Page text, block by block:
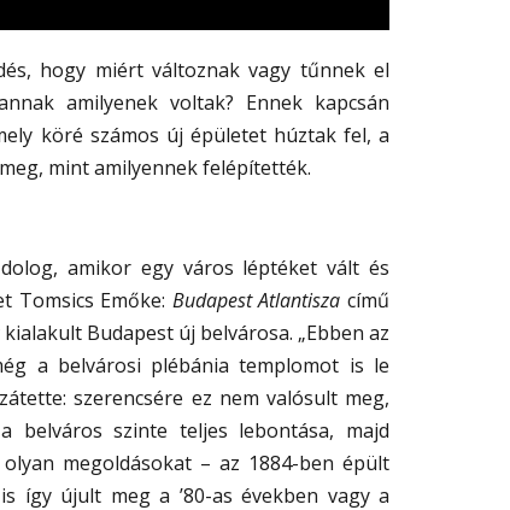
hogy miért változnak vagy tűnnek el
amilyenek voltak? Ennek kapcsán
köré számos új épületet húztak fel, a
mint amilyennek felépítették.
amikor egy város léptéket vált és
Tomsics Emőke: Budapest Atlantisza című
Budapest új belvárosa. „Ebben az
a belvárosi plébánia templomot is le
szerencsére ez nem valósult meg,
belváros szinte teljes lebontása, majd
megoldásokat – az 1884-ben épült
így újult meg a ’80-as években vagy a